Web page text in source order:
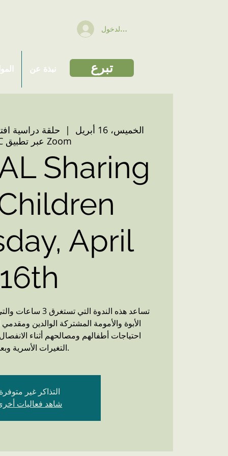
نبذة عن
تسجيل الدخول
تبرع
الخميس، 16 أبريل
  |
حلقة دراسية
STC عبر تطبيق Zoom
Sharing
April
16th
تساعد هذه الندوة
الأبوة والأمومة المشتركة الوالدين ومقدمي
احتياجات أطفالهم ومصالحهم أثناء
التغيرات الأسرية وبعدها.
التذاكر غير متوفرة
شاهد فعاليات